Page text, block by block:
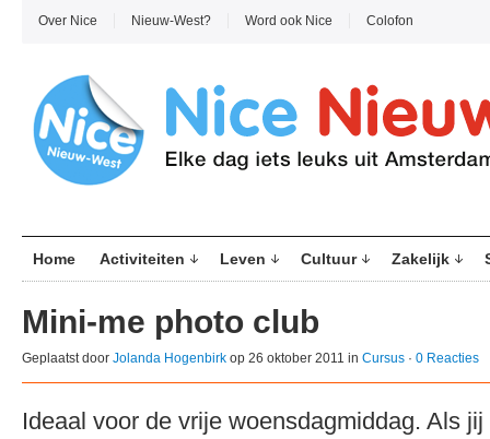
Over Nice Nieuw-West? Word ook Nice Colofon
Home Activiteiten Leven Cultuur Zakelijk
Mini-me photo club
Geplaatst door Jolanda Hogenbirk op 26 oktober 2011 in Cursus · 0 Reacties
Ideaal voor de vrije woensdagmiddag. Als